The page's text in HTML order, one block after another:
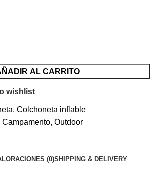
AL CARRITO
wishlist
, Colchoneta inflable
Campamento, Outdoor
(0)SHIPPING & DELIVERY